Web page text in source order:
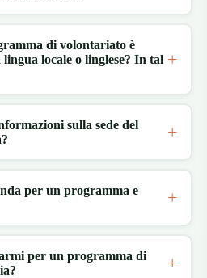
di volontariato è
lingua locale o linglese? In tal
sulla sede del
per un programma e
per un programma di